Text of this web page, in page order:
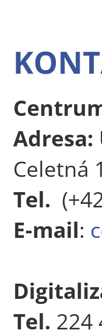
Adresa:
Celetná
Tel.
E-mail:
Tel. 224